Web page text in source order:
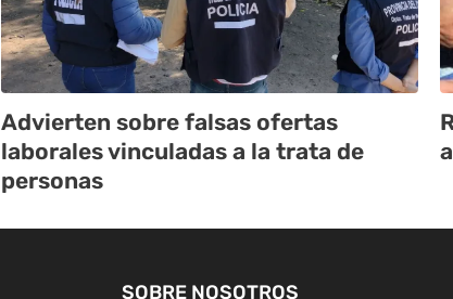
Advierten sobre falsas ofertas
laborales vinculadas a la trata de
personas
SOBRE NOSOTROS